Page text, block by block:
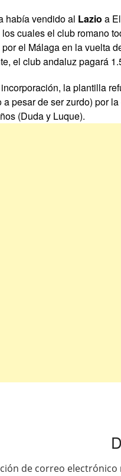
había vendido al Lazio a
cuales el club romano
por el Málaga en la vuelta
el club andaluz pagará
la plantilla
a pesar de ser zurdo) por
(Duda y Luque).
de correo electrónico